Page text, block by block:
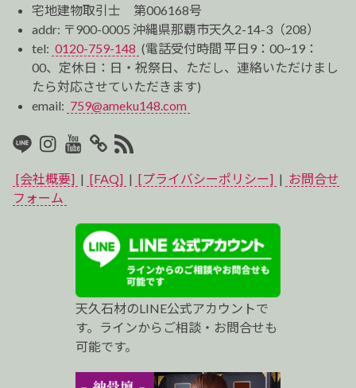
宅地建物取引士 第006168号
addr: 〒900-0005 沖縄県那覇市天久2-14-3（208）
tel: 0120-759-148 (電話受付時間 平日9：00~19：
00、定休日：日・祝祭日、ただし、連絡いただけまし
たら対応させていただきます)
email: 759@ameku148.com
LINEInstagram
Youtube
マ
イ
ス
ト
ロ
RSS2
[会社概要] | [FAQ] | [プライバシーポリシー] | お問合せ
フォーム
天久石材のLINE公式アカウントで
す。ラインからご相談・お問合せも
可能です。